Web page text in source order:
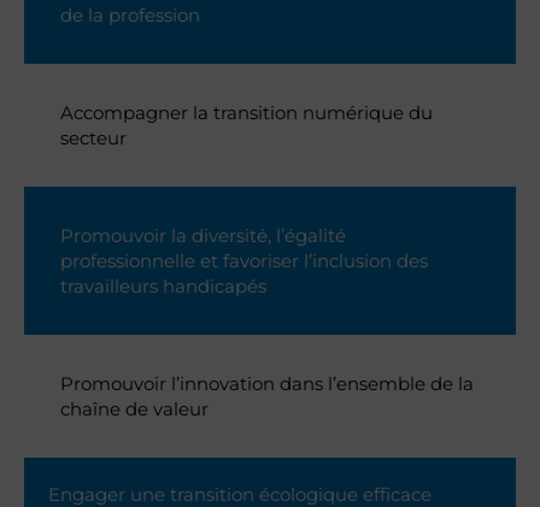
de la profession
Accompagner la transition numérique du
secteur
Promouvoir la diversité, l’égalité
professionnelle et favoriser l’inclusion des
travailleurs handicapés
Promouvoir l’innovation dans l’ensemble de la
chaîne de valeur
Engager une transition écologique efficace